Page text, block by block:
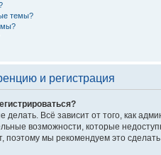
темы?
и регистрация
делать. Всё зависит от того, как
возможности, которые
поэтому мы рекомендуем это